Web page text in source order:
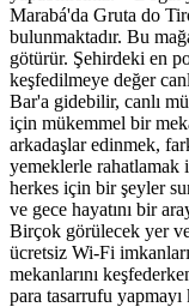
Marabá'da Gruta do
bulunmaktadır. Bu
götürür. Şehirdeki en
keşfedilmeye değer
Bar'a gidebilir, canlı
için mükemmel bir
arkadaşlar edinmek,
yemeklerle
herkes için bir şeyler
ve gece hayatını bir
Birçok görülecek yer ve
ücretsiz Wi-Fi
mekanlarını
para tasarrufu yapmayı